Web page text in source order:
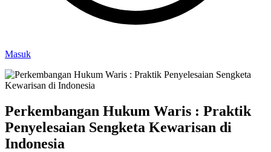
Masuk
Perkembangan Hukum Waris : Praktik
Penyelesaian Sengketa Kewarisan di
Indonesia